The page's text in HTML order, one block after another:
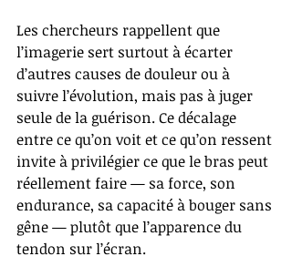
Les chercheurs rappellent que
l’imagerie sert surtout à écarter
d’autres causes de douleur ou à
suivre l’évolution, mais pas à juger
seule de la guérison. Ce décalage
entre ce qu’on voit et ce qu’on ressent
invite à privilégier ce que le bras peut
réellement faire — sa force, son
endurance, sa capacité à bouger sans
gêne — plutôt que l’apparence du
tendon sur l’écran.